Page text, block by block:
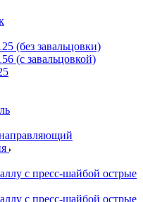
(без завальцовки)
(с завальцовкой)
с пресс-шайбой острые
с пресс-шайбой острые